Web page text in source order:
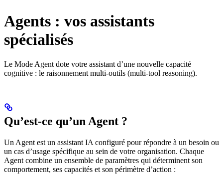
Agents : vos assistants
spécialisés
Le Mode Agent dote votre assistant d’une nouvelle capacité
cognitive : le raisonnement multi-outils (multi-tool reasoning).
Qu’est-ce qu’un Agent ?
Un Agent est un assistant IA configuré pour répondre à un besoin ou
un cas d’usage spécifique au sein de votre organisation. Chaque
Agent combine un ensemble de paramètres qui déterminent son
comportement, ses capacités et son périmètre d’action :